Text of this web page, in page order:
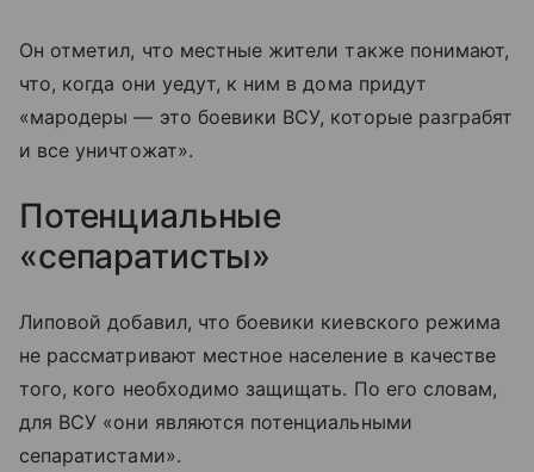
Он отметил, что местные жители также понимают,
что, когда они уедут, к ним в дома придут
«мародеры — это боевики ВСУ, которые разграбят
и все уничтожат».
Потенциальные
«сепаратисты»
Липовой добавил, что боевики киевского режима
не рассматривают местное население в качестве
того, кого необходимо защищать. По его словам,
для ВСУ «они являются потенциальными
сепаратистами».